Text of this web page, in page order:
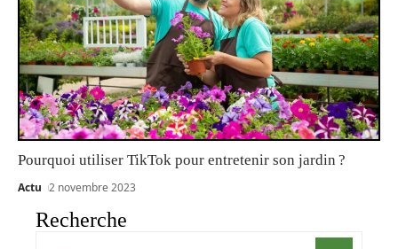
Pourquoi utiliser TikTok pour entretenir son jardin ?
Actu 2 novembre 2023
Recherche